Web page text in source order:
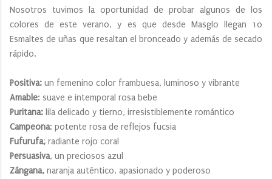
Nosotros tuvimos la oportunidad de probar algunos de los
colores de este verano, y es que desde Masglo llegan 10
Esmaltes de uñas que resaltan el bronceado y además de secado
rápido.
Positiva: un femenino color frambuesa, luminoso y vibrante
Amable: suave e intemporal rosa bebe
Puritana: lila delicado y tierno, irresistiblemente romántico
Campeona: potente rosa de reflejos fucsia
Fufurufa; radiante rojo coral
Persuasiva, un preciosos azul
Zángana, naranja auténtico, apasionado y poderoso